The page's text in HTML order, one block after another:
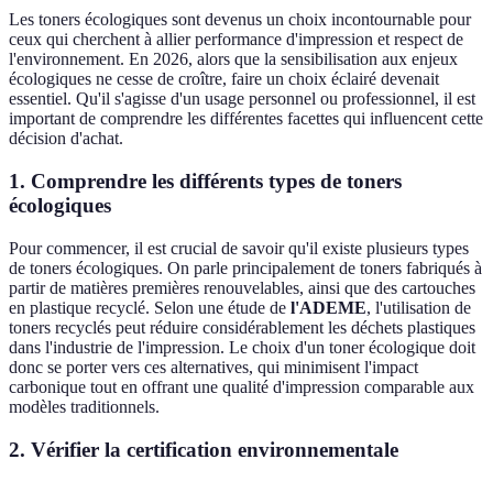
Les toners écologiques sont devenus un choix incontournable pour
ceux qui cherchent à allier performance d'impression et respect de
l'environnement. En 2026, alors que la sensibilisation aux enjeux
écologiques ne cesse de croître, faire un choix éclairé devenait
essentiel. Qu'il s'agisse d'un usage personnel ou professionnel, il est
important de comprendre les différentes facettes qui influencent cette
décision d'achat.
1. Comprendre les différents types de toners
écologiques
Pour commencer, il est crucial de savoir qu'il existe plusieurs types
de toners écologiques. On parle principalement de toners fabriqués à
partir de matières premières renouvelables, ainsi que des cartouches
en plastique recyclé. Selon une étude de l'ADEME, l'utilisation de
toners recyclés peut réduire considérablement les déchets plastiques
dans l'industrie de l'impression. Le choix d'un toner écologique doit
donc se porter vers ces alternatives, qui minimisent l'impact
carbonique tout en offrant une qualité d'impression comparable aux
modèles traditionnels.
2. Vérifier la certification environnementale